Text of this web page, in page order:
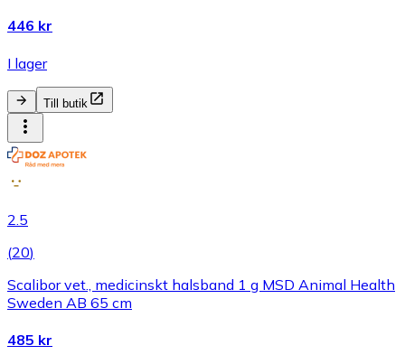
446 kr
I lager
Till butik
2.5
(20)
Scalibor vet., medicinskt halsband 1 g MSD Animal Health
Sweden AB 65 cm
485 kr